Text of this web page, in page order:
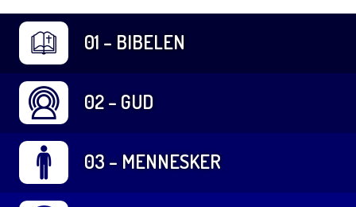
01 – BIBELEN
02 – GUD
03 – MENNESKER